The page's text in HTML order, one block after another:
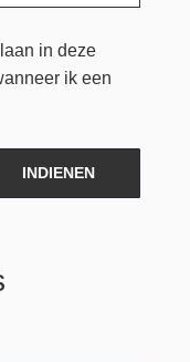
in deze
ik een
INDIENEN